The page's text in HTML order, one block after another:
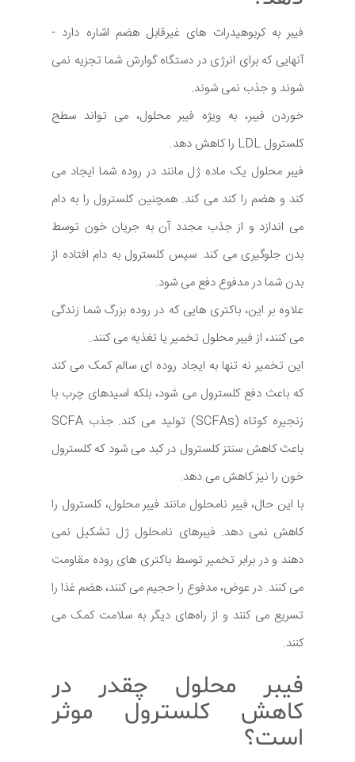
فیبر به کربوهیدرات های غیرقابل هضم اشاره دارد -
آنهایی که برای انرژی در دستگاه گوارش شما تجزیه نمی
شوند و جذب نمی شوند.
خوردن فیبر، به ویژه فیبر محلول، می تواند سطح
کلسترول LDL را کاهش دهد.
فیبر محلول یک ماده ژل مانند در روده شما ایجاد می
کند و هضم را کند می کند. همچنین کلسترول را به دام
می اندازد و از جذب مجدد آن به جریان خون توسط
بدن جلوگیری می کند. سپس کلسترول به دام افتاده از
بدن شما در مدفوع دفع می شود.
علاوه بر این، باکتری هایی که در روده بزرگ شما زندگی
می کنند، از فیبر محلول تخمیر یا تغذیه می کنند.
این تخمیر نه تنها به ایجاد روده ای سالم کمک می کند
که باعث دفع کلسترول می شود، بلکه اسیدهای چرب با
زنجیره کوتاه (SCFAs) تولید می کند. جذب SCFA
باعث کاهش سنتز کلسترول در کبد می شود که کلسترول
خون را نیز کاهش می دهد.
با این حال، فیبر نامحلول مانند فیبر محلول، کلسترول را
کاهش نمی دهد. فیبرهای نامحلول ژل تشکیل نمی
دهند و در برابر تخمیر توسط باکتری های روده مقاومت
می کنند. در عوض، مدفوع را حجیم می ‌کنند، هضم غذا را
تسریع می‌ کنند و از راه‌های دیگر به سلامت کمک می
‌کنند.
فیبر محلول چقدر در
کاهش کلسترول موثر
است؟